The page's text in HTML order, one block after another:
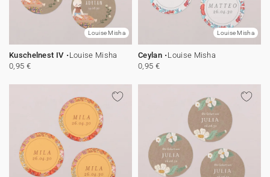
Louise Misha
Kuschelnest IV
Louise Misha
0,95 €
Louise Misha
Ceylan
Louise Misha
0,95 €